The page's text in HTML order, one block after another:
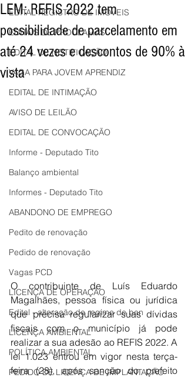
EDITAL REGISTRO DE IMÓVEIS
EDITAIS DE PROCLAMAS
EDITAL DE NOTIFICAÇÃO
VAGA PARA JOVEM APRENDIZ
EDITAL DE INTIMAÇÃO
AVISO DE LEILÃO
EDITAL DE CONVOCAÇÃO
Informe - Deputado Tito
Balanço ambiental
Informes - Deputado Tito
ABANDONO DE EMPREGO
Pedito de renovação
Pedido de renovação
Vagas PCD
LICENÇA DE OPERAÇÃO
Edital - alteração de regime de ben
LICENÇA AMBIENTAL
POLÍTICA AMBIENTAL
PEDIDO DE LICENÇA DE IMPLANTAÇÃO
LEM: REFIS 2022 tem
possibilidade de parcelamento em
até 24 vezes e descontos de 90% à
vista
O contribuinte de Luís Eduardo
Magalhães, pessoa física ou jurídica
que precisa regularizar suas dívidas
fiscais com o município já pode
realizar a sua adesão ao REFIS 2022. A
lei 1.023 entrou em vigor nesta terça-
feira (28), após sanção do prefeito